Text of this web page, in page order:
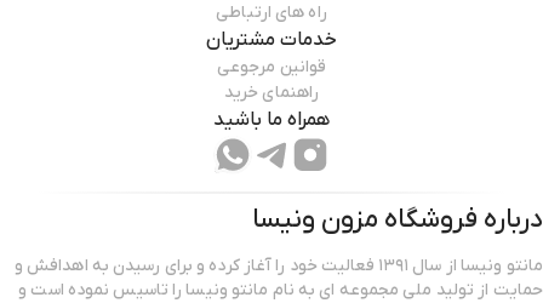
راه های ارتباطی
خدمات مشتریان
قوانین مرجوعی
راهنمای خرید
همراه ما باشید
درباره فروشگاه مزون ونیسا
مانتو ونیسا از سال ۱۳۹۱ فعالیت خود را آغاز کرده و برای رسیدن به اهدافش و
حمایت از تولید ملی مجموعه ای به نام مانتو ونیسا را تاسیس نموده است و